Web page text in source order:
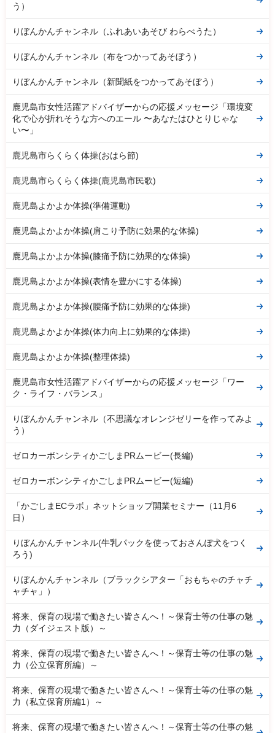
う）
りぼんかんチャンネル（ふれあいあそび わらべうた）
りぼんかんチャンネル（布をつかってあそぼう）
りぼんかんチャンネル（新聞紙をつかってあそぼう）
鹿児島市女性活躍アドバイザーからの応援メッセージ「環境変
化で心が折れそうな方へのエール 〜あなたはひとりじゃな
い〜」
鹿児島市らくらく体操(おはら節)
鹿児島市らくらく体操(鹿児島市民歌)
鹿児島よかよか体操(準備運動)
鹿児島よかよか体操(肩こり予防に効果的な体操)
鹿児島よかよか体操(膝痛予防に効果的な体操)
鹿児島よかよか体操(表情を豊かにする体操)
鹿児島よかよか体操(腰痛予防に効果的な体操)
鹿児島よかよか体操(体力向上に効果的な体操)
鹿児島よかよか体操(整理体操)
鹿児島市女性活躍アドバイザーからの応援メッセージ「ワー
ク・ライフ・バランス」
りぼんかんチャンネル（不思議なオレンジゼリーを作ってみよ
う）
ゼロカーボンシティかごしまPRムービー(長編)
ゼロカーボンシティかごしまPRムービー(短編)
「かごしまECラボ」ネットショップ開業セミナー（11月6
日）
りぼんかんチャンネル(牛乳パックを使っておさんぽ犬をつく
ろう)
りぼんかんチャンネル（ブラックシアター「おもちゃのチャチ
ャチャ」）
将来、保育の現場で働きたい皆さんへ！～保育士等の仕事の魅
力（ダイジェスト版）～
将来、保育の現場で働きたい皆さんへ！～保育士等の仕事の魅
力（公立保育所編）～
将来、保育の現場で働きたい皆さんへ！～保育士等の仕事の魅
力（私立保育所編1）～
将来、保育の現場で働きたい皆さんへ！～保育士等の仕事の魅